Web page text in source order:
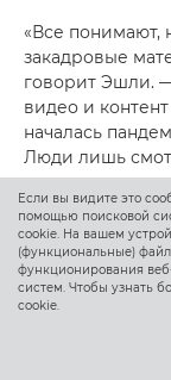
«Все понимают,
закадровые
говорит Эшли.
видео и
началась
Люди лишь
осталась,
нибудь в
Если вы видите это
помощью поисковой
cookie. На вашем
(функциональные)
функционирования
систем. Чтобы узнать
cookie.